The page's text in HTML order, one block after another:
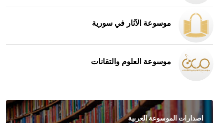
موسوعة الآثار في سورية
موسوعة العلوم والتقانات
اصدارات الموسوعة العربية